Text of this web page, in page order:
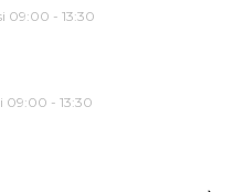
09:00 - 13:30
09:00 - 13:30